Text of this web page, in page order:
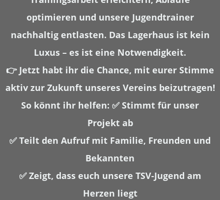
optimieren und unsere Jugendtrainer
nachhaltig entlasten. Das Lagerhaus ist kein
Luxus – es ist eine Notwendigkeit.
👉 Jetzt habt ihr die Chance, mit eurer Stimme
aktiv zur Zukunft unseres Vereins beizutragen!
So könnt ihr helfen: ✅ Stimmt für unser
Projekt ab
✅ Teilt den Aufruf mit Familie, Freunden und
Bekannten
✅ Zeigt, dass euch unsere TSV-Jugend am
Herzen liegt